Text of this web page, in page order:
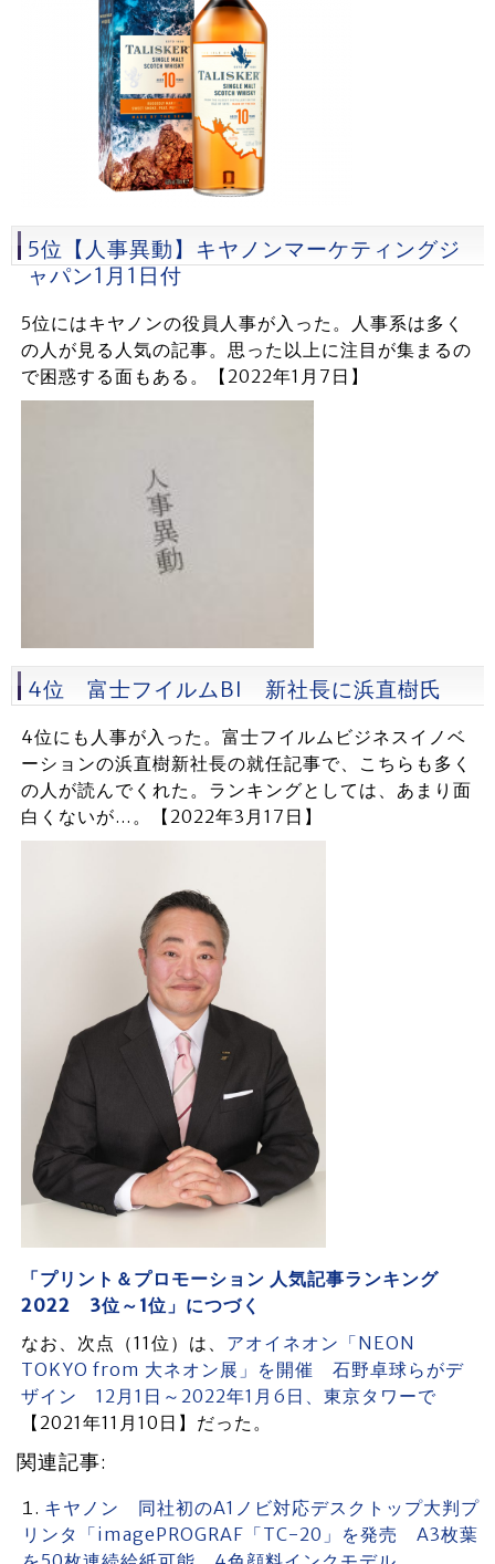
5位【人事異動】キヤノンマーケティングジ
ャパン1月1日付
5位にはキヤノンの役員人事が入った。人事系は多く
の人が見る人気の記事。思った以上に注目が集まるの
で困惑する面もある。【2022年1月7日】
4位 富士フイルムBI 新社長に浜直樹氏
4位にも人事が入った。富士フイルムビジネスイノベ
ーションの浜直樹新社長の就任記事で、こちらも多く
の人が読んでくれた。ランキングとしては、あまり面
白くないが…。【2022年3月17日】
「プリント＆プロモーション 人気記事ランキング
2022 3位～1位」につづく
なお、次点（11位）は、 アオイネオン「NEON
TOKYO from 大ネオン展」を開催 石野卓球らがデ
ザイン 12月1日～2022年1月6日、東京タワーで
【2021年11月10日】だった。
関連記事:
キヤノン 同社初のA1ノビ対応デスクトップ大判プ
リンタ「imagePROGRAF「TC-20」を発売 A3枚葉